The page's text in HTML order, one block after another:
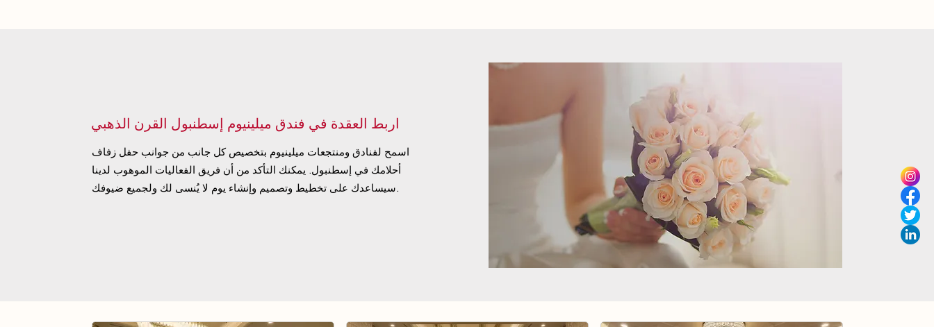
اربط العقدة في فندق ميلينيوم إسطنبول القرن الذهبي
اسمح لفنادق ومنتجعات ميلينيوم بتخصيص كل جانب من جوانب حفل زفاف
أحلامك في إسطنبول. يمكنك التأكد من أن فريق الفعاليات الموهوب لدينا
سيساعدك على تخطيط وتصميم وإنشاء يوم لا يُنسى لك ولجميع ضيوفك.